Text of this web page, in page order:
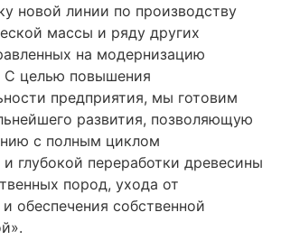
новой линии по производству
массы и ряду других
на модернизацию
С целью повышения
предприятия, мы готовим
развития, позволяющую
с полным циклом
и глубокой переработки древесины
пород, ухода от
обеспечения собственной